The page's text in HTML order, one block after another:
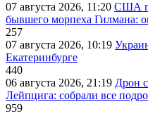
07 августа 2026, 11:20 США
бывшего морпеха Гилмана:
257
07 августа 2026, 10:19
Екатеринбурге
440
06 августа 2026, 21:19 Дрон
Лейпцига: собрали все
959